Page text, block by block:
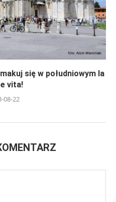
się w południowym la
vita!
08-22